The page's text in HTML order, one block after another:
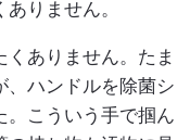
りません。
ありません。たま
、ハンドルを除菌シ
。こういう手で掴ん